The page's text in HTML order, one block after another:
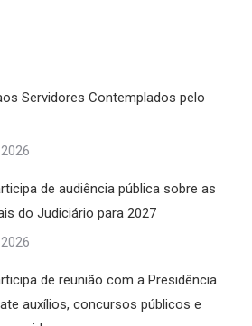
Servidores Contemplados pelo
de audiência pública sobre as
do Judiciário para 2027
de reunião com a Presidência
auxílios, concursos públicos e